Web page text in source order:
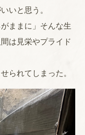
いと思う。
ままに」そんな生
は見栄やプライド
られてしまった。